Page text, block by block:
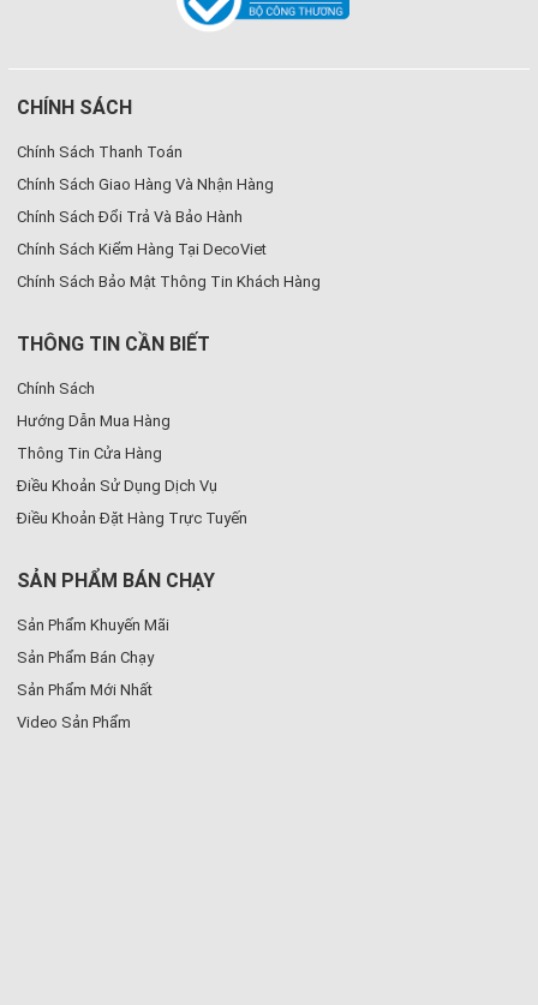
CHÍNH SÁCH
Chính Sách Thanh Toán
Chính Sách Giao Hàng Và Nhận Hàng
Chính Sách Đổi Trả Và Bảo Hành
Chính Sách Kiểm Hàng Tại DecoViet
Chính Sách Bảo Mật Thông Tin Khách Hàng
THÔNG TIN CẦN BIẾT
Chính Sách
Hướng Dẫn Mua Hàng
Thông Tin Cửa Hàng
Điều Khoản Sử Dụng Dịch Vụ
Điều Khoản Đặt Hàng Trực Tuyến
SẢN PHẨM BÁN CHẠY
Sản Phẩm Khuyến Mãi
Sản Phẩm Bán Chạy
Sản Phẩm Mới Nhất
Video Sản Phẩm